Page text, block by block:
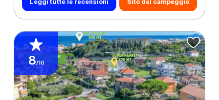
8/10